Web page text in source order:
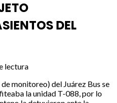
DEL
lectura
monitoreo) del Juárez Bus se
la unidad T-088, por lo